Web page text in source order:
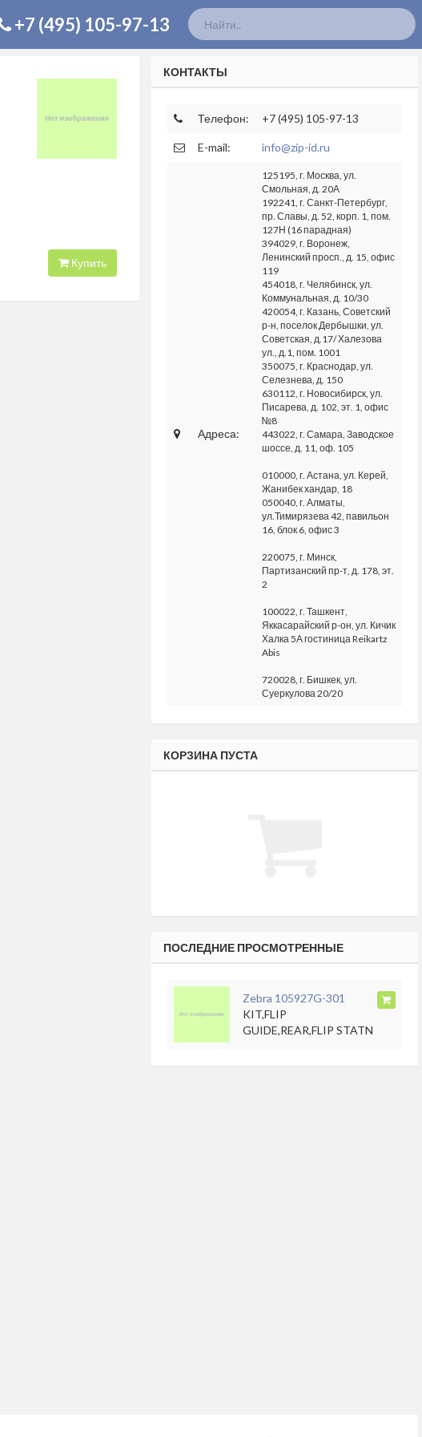
+7 (495) 105-97-13
Купить
КОНТАКТЫ
Телефон: +7 (495) 105-97-13
E-mail: info@zip-id.ru
Адреса:
125195, г. Москва, ул.
Смольная, д. 20А
192241, г. Санкт-Петербург,
пр. Славы, д. 52, корп. 1, пом.
127Н (16 парадная)
394029, г. Воронеж,
Ленинский просп., д. 15, офис
119
454018, г. Челябинск, ул.
Коммунальная, д. 10/30
420054, г. Казань, Советский
р-н, поселок Дербышки, ул.
Советская, д.17/ Халезова
ул., д.1, пом. 1001
350075, г. Краснодар, ул.
Селезнева, д. 150
630112, г. Новосибирск, ул.
Писарева, д. 102, эт. 1, офис
№8
443022, г. Самара, Заводское
шоссе, д. 11, оф. 105
010000, г. Астана, ул. Керей,
Жанибек хандар, 18
050040, г. Алматы,
ул.Тимирязева 42, павильон
16, блок 6, офис 3
220075, г. Минск,
Партизанский пр-т, д. 178, эт.
2
100022, г. Ташкент,
Яккасарайский р-он, ул. Кичик
Халка 5А гостиница Reikartz
Abis
720028, г. Бишкек, ул.
Суеркулова 20/20
КОРЗИНА ПУСТА
ПОСЛЕДНИЕ ПРОСМОТРЕННЫЕ
Zebra 105927G-301
KIT,FLIP
GUIDE,REAR,FLIP STATN